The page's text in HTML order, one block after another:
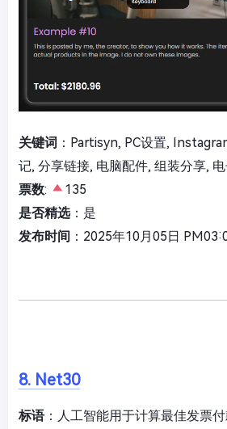
关键词 ：Partisyn, PC设置,
记, 分享链接, 电脑配件, 组装分享,
票数:
135
是否精选：是
发布时间 ：2025年10月05日
8. Net30
标语：人工智能用于计算最佳发票